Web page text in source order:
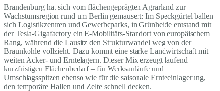
Brandenburg hat sich vom flächengeprägten Agrarland zur
Wachstumsregion rund um Berlin gemausert: Im Speckgürtel ballen
sich Logistikzentren und Gewerbeparks, in Grünheide entstand mit
der Tesla-Gigafactory ein E-Mobilitäts-Standort von europäischem
Rang, während die Lausitz den Strukturwandel weg von der
Braunkohle vollzieht. Dazu kommt eine starke Landwirtschaft mit
weiten Acker- und Erntelagern. Dieser Mix erzeugt laufend
kurzfristigen Flächenbedarf – für Werksanläufe und
Umschlagsspitzen ebenso wie für die saisonale Ernteeinlagerung,
den temporäre Hallen und Zelte schnell decken.